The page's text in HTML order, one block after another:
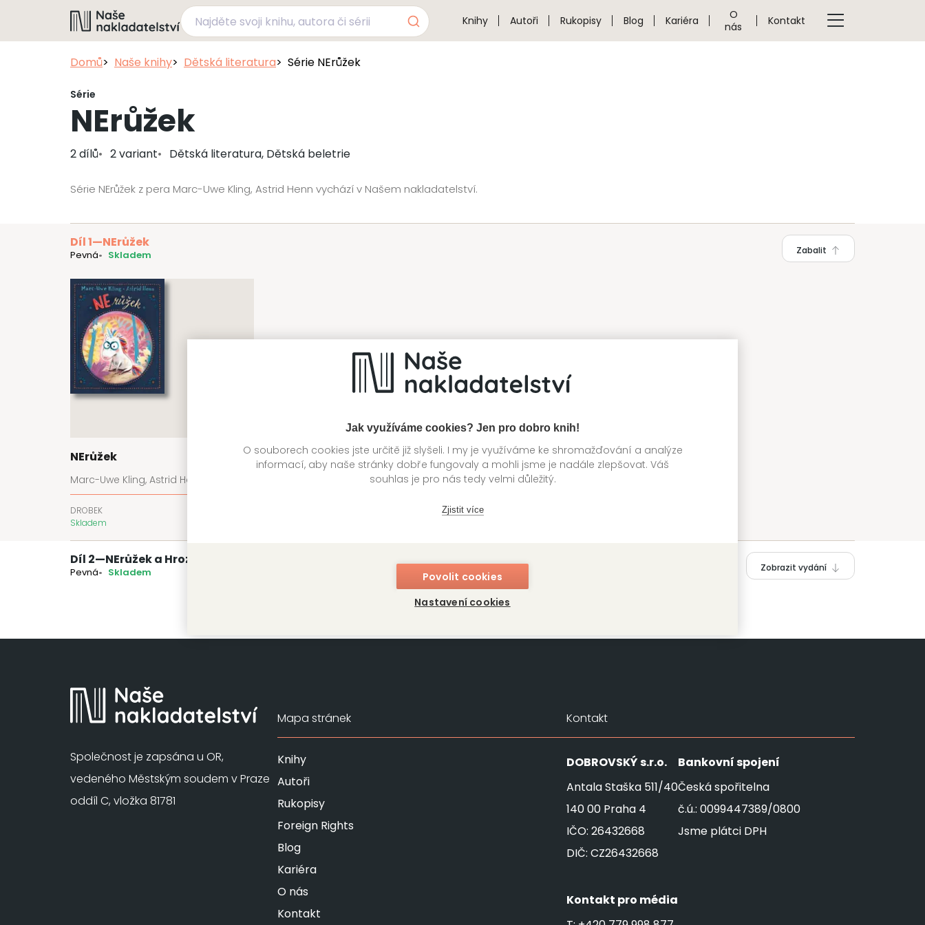
Jak využíváme cookies? Jen pro dobro knih!
O souborech cookies jste určitě již slyšeli. I my je využíváme ke shromažďování a analýze
informací, aby naše stránky dobře fungovaly a mohli jsme je nadále zlepšovat. Váš
souhlas je pro nás tedy velmi důležitý.
Zjistit více
Povolit cookies
Nastavení cookies
Knihy Autoři Rukopisy Blog Kariéra
O
nás
Kontakt
Domů Naše knihy Dětská literatura Série NErůžek
Série
NErůžek
2 dílů 2 variant Dětská literatura, Dětská beletrie
Série NErůžek z pera Marc-Uwe Kling, Astrid Henn vychází v Našem nakladatelství.
Díl 1—NErůžek
Pevná Skladem Zabalit
NErůžek
Marc-Uwe Kling, Astrid Henn
DROBEK
Skladem
Díl 2—NErůžek a Hrozněnudýš
Pevná Skladem Zobrazit vydání
Společnost je zapsána u OR,
vedeného Městským soudem v Praze
oddíl C, vložka 81781
Mapa stránek
Knihy
Autoři
Rukopisy
Foreign Rights
Blog
Kariéra
O nás
Kontakt
Kontakt
DOBROVSKÝs.r.o.
Antala Staška 511/40
140 00 Praha 4
IČO: 26432668
DIČ: CZ26432668
Bankovní spojení
Česká spořitelna
č.ú.: 0099447389/0800
Jsme plátci DPH
Kontakt pro média